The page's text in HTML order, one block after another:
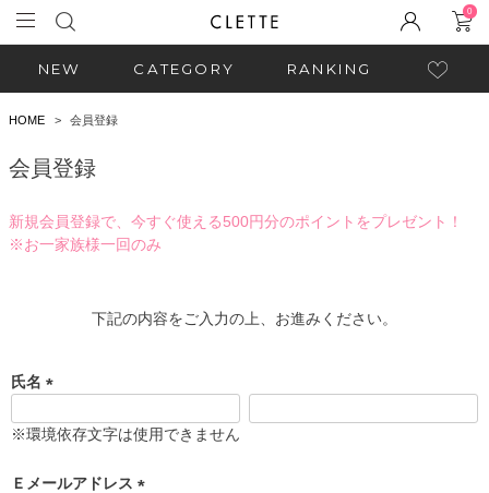
0
NEW CATEGORY RANKING
HOME 会員登録
会員登録
新規会員登録で、今すぐ使える500円分のポイントをプレゼント！
※お一家族様一回のみ
下記の内容をご入力の上、お進みください。
氏名
必
)
※環境依存文字は使用できません
Ｅメールアドレス